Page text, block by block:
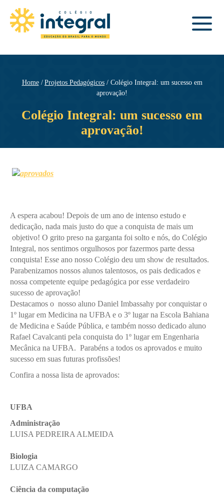
Home Projetos Pedagógicos
Colégio Integral: um sucesso em
aprovação!
Colégio Integral: um sucesso em
aprovação!
A espera acabou! Depois de um ano de intenso estudo e
dedicação, nada mais justo do que a conquista de mais um
objetivo! O grito preso na garganta foi solto e nós, do Colégio
Integral, nos sentimos orgulhosos por fazermos parte dessa
conquista! Esse ano nosso Colégio deu um show de resultados.
Parabenizamos nossos alunos talentosos, os pais dedicados e
nossa competente equipe pedagógica por esse verdadeiro
sucesso de aprovação!
Destacamos o nosso aluno Daniel Imbassahy por conquistar o
1º lugar em Medicina na UFBA e o 3º lugar na Escola Bahiana
de Medicina e Saúde Pública, e também nosso dedicado aluno
Rafael Cavalcanti pela conquista do 1º lugar em Engenharia
Mecânica na UFBA. Parabéns a todos os aprovados e muito
sucesso em suas futuras profissões!
Confira a nossa lista de aprovados:
UFBA
Administração
LUISA PEDREIRA ALMEIDA
Biologia
LUIZA CAMARGO
Ciência da computação